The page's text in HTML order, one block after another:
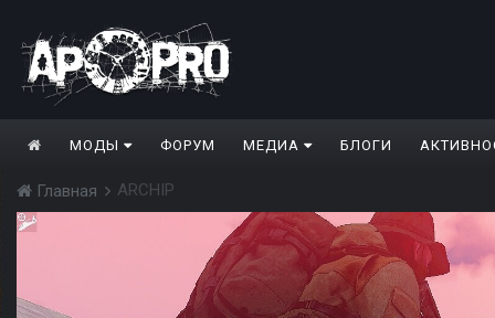
МОДЫ ФОРУМ МЕДИА БЛОГИ
Главная ARCHIP